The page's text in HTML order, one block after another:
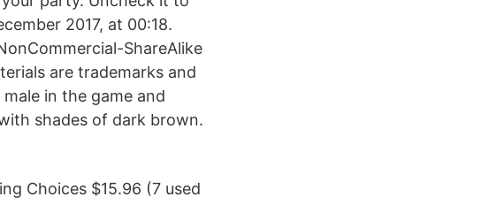
2017, at 00:18.
ShareAlike
are trademarks and
in the game and
shades of dark brown.
Choices $15.96 (7 used